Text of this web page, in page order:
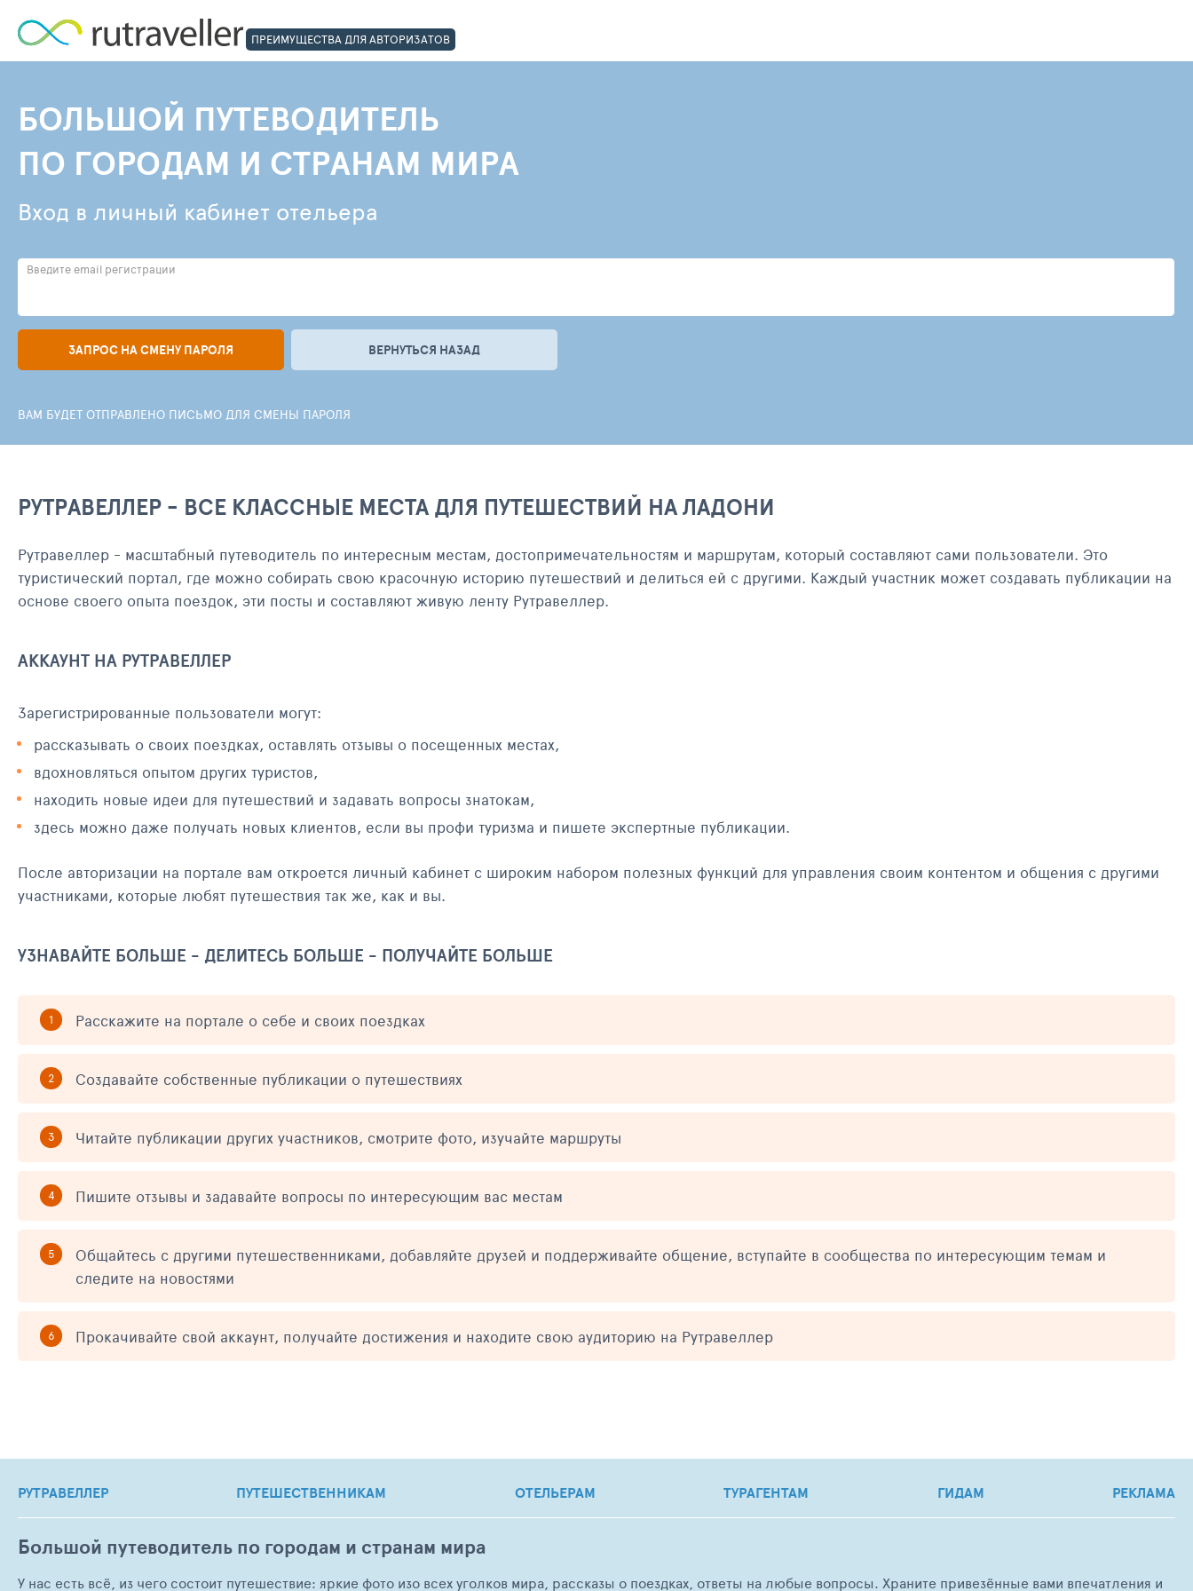
ПРЕИМУЩЕСТВА ДЛЯ АВТОРИЗАТОВ
БОЛЬШОЙ ПУТЕВОДИТЕЛЬ
ПО ГОРОДАМ И СТРАНАМ МИРА
Вход в личный кабинет отельера
Введите email регистрации
ЗАПРОС НА СМЕНУ ПАРОЛЯ ВЕРНУТЬСЯ НАЗАД
ВАМ БУДЕТ ОТПРАВЛЕНО ПИСЬМО ДЛЯ СМЕНЫ ПАРОЛЯ
РУТРАВЕЛЛЕР - ВСЕ КЛАССНЫЕ МЕСТА ДЛЯ ПУТЕШЕСТВИЙ НА ЛАДОНИ
Рутравеллер - масштабный путеводитель по интересным местам, достопримечательностям и маршрутам, который составляют сами пользователи. Это
туристический портал, где можно собирать свою красочную историю путешествий и делиться ей с другими. Каждый участник может создавать публикации на
основе своего опыта поездок, эти посты и составляют живую ленту Рутравеллер.
АККАУНТ НА РУТРАВЕЛЛЕР
Зарегистрированные пользователи могут:
рассказывать о своих поездках, оставлять отзывы о посещенных местах,
вдохновляться опытом других туристов,
находить новые идеи для путешествий и задавать вопросы знатокам,
здесь можно даже получать новых клиентов, если вы профи туризма и пишете экспертные публикации.
После авторизации на портале вам откроется личный кабинет с широким набором полезных функций для управления своим контентом и общения с другими
участниками, которые любят путешествия так же, как и вы.
УЗНАВАЙТЕ БОЛЬШЕ - ДЕЛИТЕСЬ БОЛЬШЕ - ПОЛУЧАЙТЕ БОЛЬШЕ
Расскажите на портале о себе и своих поездках
Создавайте собственные публикации о путешествиях
Читайте публикации других участников, смотрите фото, изучайте маршруты
Пишите отзывы и задавайте вопросы по интересующим вас местам
Общайтесь с другими путешественниками, добавляйте друзей и поддерживайте общение, вступайте в сообщества по интересующим темам и
следите на новостями
Прокачивайте свой аккаунт, получайте достижения и находите свою аудиторию на Рутравеллер
РУТРАВЕЛЛЕР ПУТЕШЕСТВЕННИКАМ ОТЕЛЬЕРАМ ТУРАГЕНТАМ ГИДАМ РЕКЛАМА
Большой путеводитель по городам и странам мира
У нас есть всё, из чего состоит путешествие: яркие фото изо всех уголков мира, рассказы о поездках, ответы на любые вопросы. Храните привезённые вами впечатления и